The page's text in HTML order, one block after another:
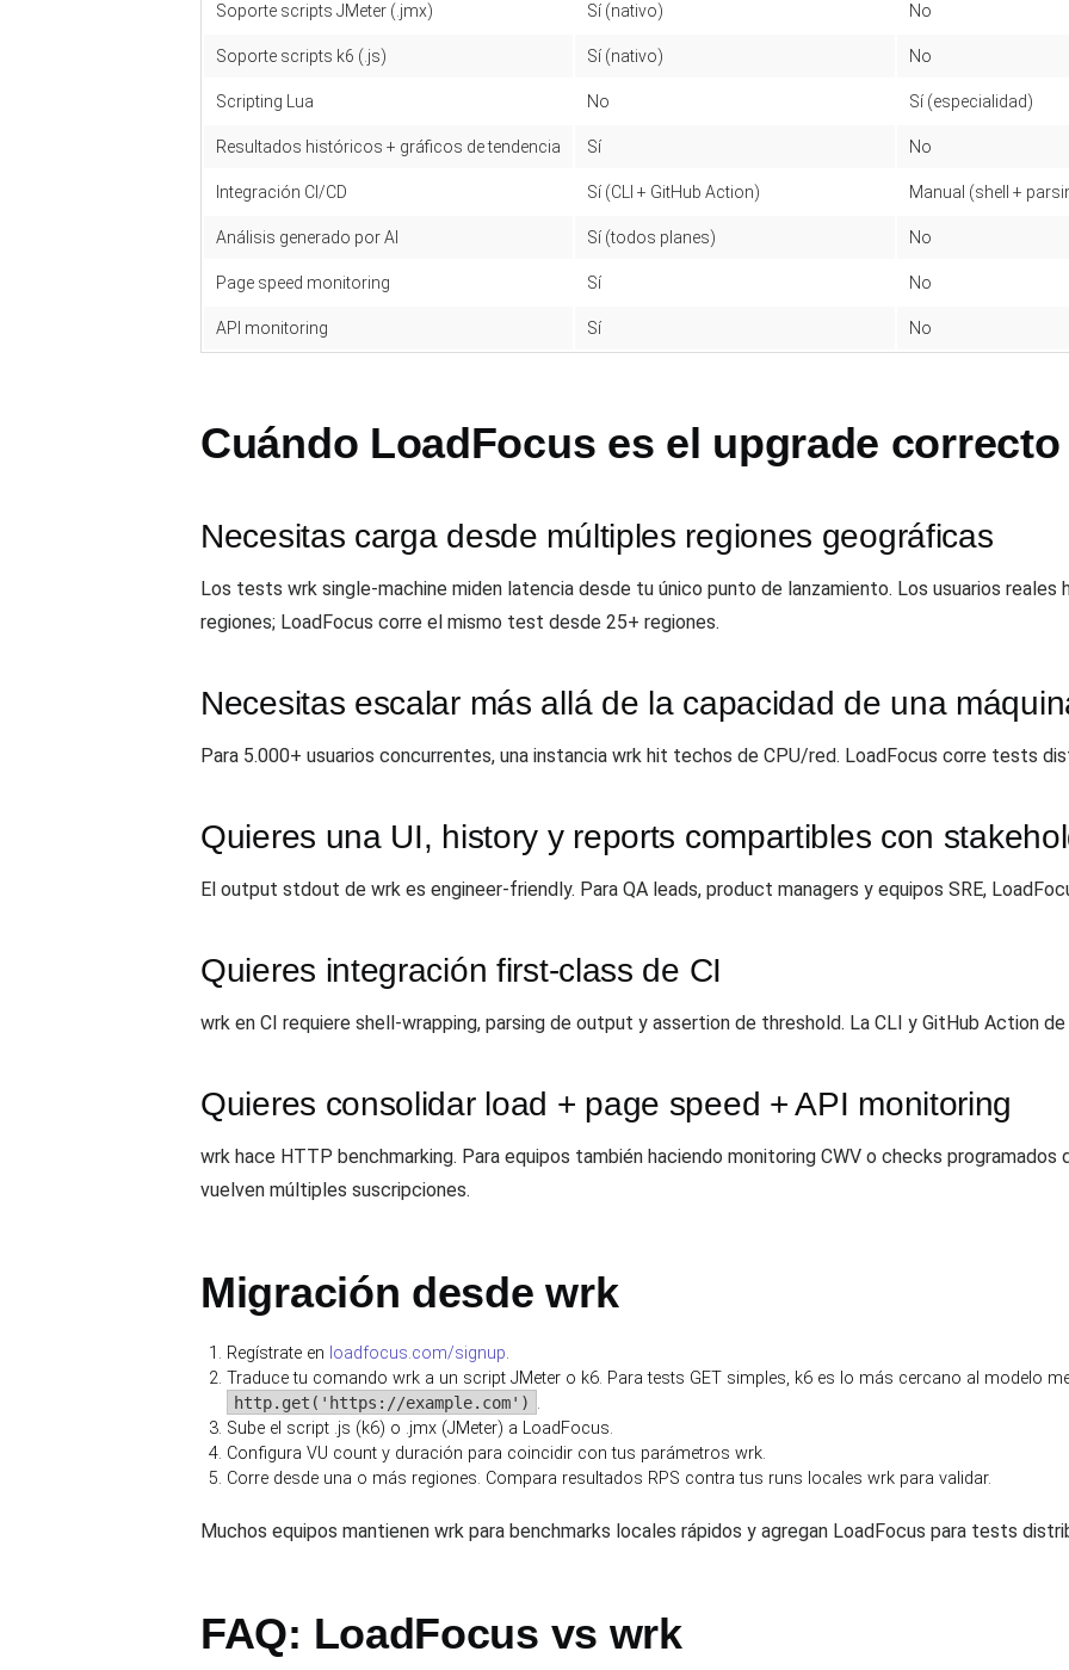
Soporte scripts JMeter (.jmx) Sí (nativo) No
Soporte scripts k6 (.js) Sí (nativo) No
Scripting Lua No Sí (especialidad)
Resultados históricos + gráficos de tendencia Sí No
Integración CI/CD Sí (CLI + GitHub Action) Manual (shell +
Análisis generado por AI Sí (todos planes) No
Page speed monitoring Sí No
API monitoring Sí No
Cuándo LoadFocus es el upgrade
Necesitas carga desde múltiples regiones geográficas
Los tests wrk single-machine miden latencia desde tu único punto de lanzamiento. Los usuarios
regiones; LoadFocus corre el mismo test desde 25+ regiones.
Necesitas escalar más allá de la capacidad de una
Para 5.000+ usuarios concurrentes, una instancia wrk hit techos de CPU/red. LoadFocus corre tests
Quieres una UI, history y reports compartibles con
El output stdout de wrk es engineer-friendly. Para QA leads, product managers y equipos SRE,
Quieres integración first-class de CI
wrk en CI requiere shell-wrapping, parsing de output y assertion de threshold. La CLI y GitHub Action
Quieres consolidar load + page speed + API monitoring
wrk hace HTTP benchmarking. Para equipos también haciendo monitoring CWV o checks
vuelven múltiples suscripciones.
Migración desde wrk
Regístrate en loadfocus.com/signup.
Traduce tu comando wrk a un script JMeter o k6. Para tests GET simples, k6 es lo más cercano al modelo
http.get('https://example.com') .
Sube el script .js (k6) o .jmx (JMeter) a LoadFocus.
Configura VU count y duración para coincidir con tus parámetros wrk.
Corre desde una o más regiones. Compara resultados RPS contra tus runs locales wrk para validar.
Muchos equipos mantienen wrk para benchmarks locales rápidos y agregan LoadFocus para tests
FAQ: LoadFocus vs wrk